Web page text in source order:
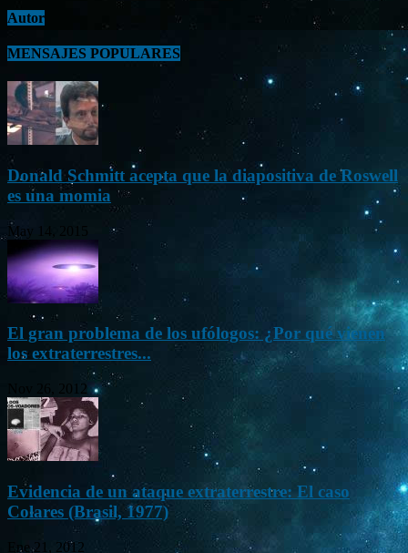
Autor
MENSAJES POPULARES
Donald Schmitt acepta que la diapositiva de Roswell
es una momia
May 14, 2015
El gran problema de los ufólogos: ¿Por qué vienen
los extraterrestres...
Nov 26, 2012
Evidencia de un ataque extraterrestre: El caso
Colares (Brasil, 1977)
Ene 21, 2012